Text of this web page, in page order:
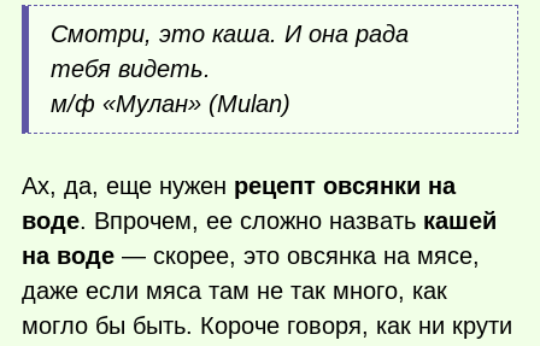
Смотри, это каша. И она рада
тебя видеть.
м/ф «Мулан» (Mulan)
Ах, да, еще нужен рецепт овсянки на
воде. Впрочем, ее сложно назвать кашей
на воде — скорее, это овсянка на мясе,
даже если мяса там не так много, как
могло бы быть. Короче говоря, как ни крути